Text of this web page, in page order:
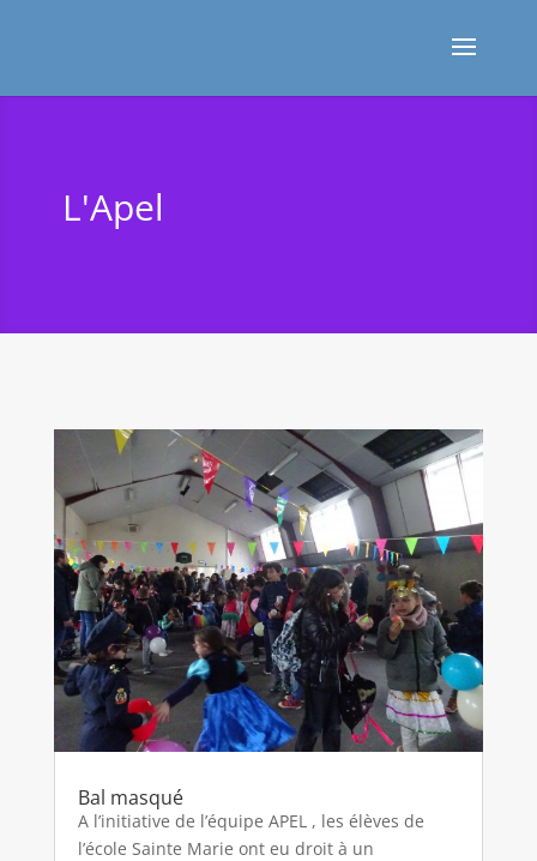
L'Apel
Bal masqué
A l’initiative de l’équipe APEL , les élèves de
l’école Sainte Marie ont eu droit à un